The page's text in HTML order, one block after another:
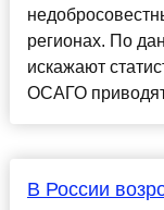
регионах. По
искажают
ОСАГО
В России